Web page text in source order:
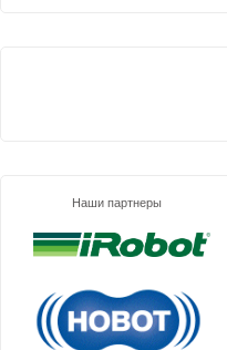
Наши партнеры